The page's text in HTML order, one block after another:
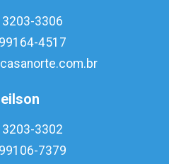
3203-3306
4517
3203-3302
7379